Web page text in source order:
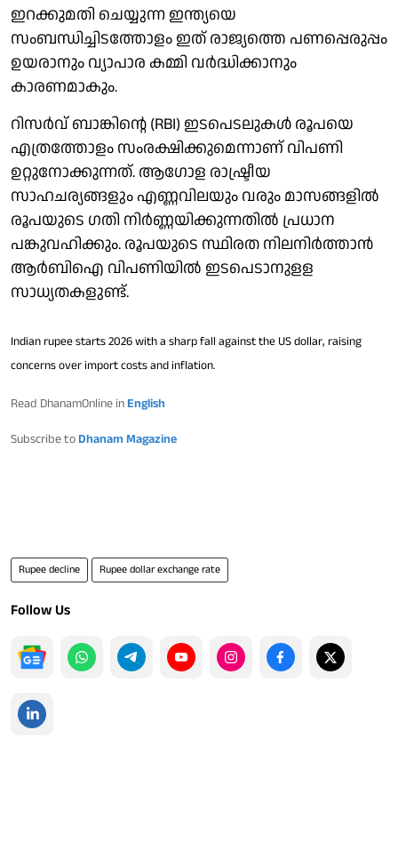
ഇറക്കുമതി ചെയ്യുന്ന ഇന്ത്യയെ
സംബന്ധിച്ചിടത്തോളം ഇത് രാജ്യത്തെ പണപ്പെരുപ്പം
ഉയരാനും വ്യാപാര കമ്മി വർദ്ധിക്കാനും
കാരണമാകും.
റിസർവ് ബാങ്കിന്റെ (RBI) ഇടപെടലുകൾ രൂപയെ
എത്രത്തോളം സംരക്ഷിക്കുമെന്നാണ് വിപണി
ഉറ്റുനോക്കുന്നത്. ആഗോള രാഷ്ട്രീയ
സാഹചര്യങ്ങളും എണ്ണവിലയും വരും മാസങ്ങളിൽ
രൂപയുടെ ഗതി നിർണ്ണയിക്കുന്നതിൽ പ്രധാന
പങ്കുവഹിക്കും. രൂപയുടെ സ്ഥിരത നിലനിർത്താൻ
ആർബിഐ വിപണിയിൽ ഇടപെടാനുളള
സാധ്യതകളുണ്ട്.
Indian rupee starts 2026 with a sharp fall against the US dollar, raising
concerns over import costs and inflation.
Read DhanamOnline in English
Subscribe to Dhanam Magazine
Rupee decline Rupee dollar exchange rate
Follow Us